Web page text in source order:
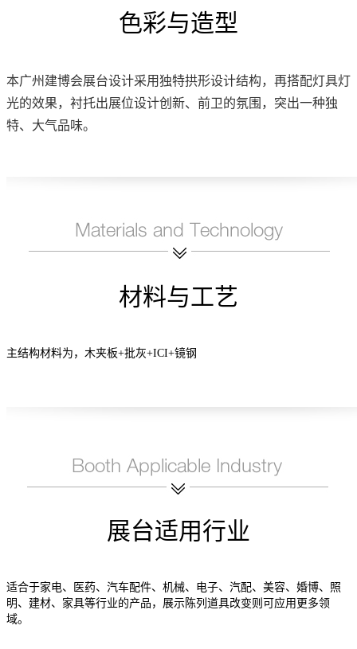
色彩与造型
本广州建博会展台设计采用独特拱形设计结构，再搭配灯具灯
光的效果，衬托出展位设计创新、前卫的氛围，突出一种独
特、大气品味。
材料与工艺
主结构材料为，木夹板+批灰+ICI+镜钢
展台适用行业
适合于家电、医药、汽车配件、机械、电子、汽配、美容、婚博、照
明、建材、家具等行业的产品，展示陈列道具改变则可应用更多领
域。